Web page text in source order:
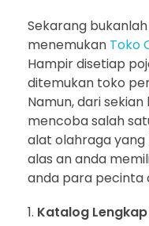
Sekarang
menemukan Toko
Hampir disetiap
ditemukan toko
Namun, dari
mencoba salah
alat olahraga yang
alas an anda
anda para pecinta
Katalog Lengkap